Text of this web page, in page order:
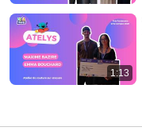
1:13